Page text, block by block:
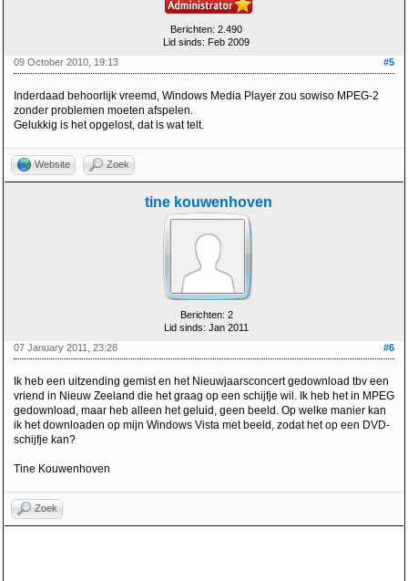
Berichten: 2.490
Lid sinds: Feb 2009
#5
09 October 2010, 19:13
Inderdaad behoorlijk vreemd, Windows Media Player zou sowiso MPEG-2
zonder problemen moeten afspelen.
Gelukkig is het opgelost, dat is wat telt.
Website Zoek
tine kouwenhoven
Berichten: 2
Lid sinds: Jan 2011
#6
07 January 2011, 23:28
Ik heb een uitzending gemist en het Nieuwjaarsconcert gedownload tbv een
vriend in Nieuw Zeeland die het graag op een schijfje wil. Ik heb het in MPEG
gedownload, maar heb alleen het geluid, geen beeld. Op welke manier kan
ik het downloaden op mijn Windows Vista met beeld, zodat het op een DVD-
schijfje kan?
Tine Kouwenhoven
Zoek